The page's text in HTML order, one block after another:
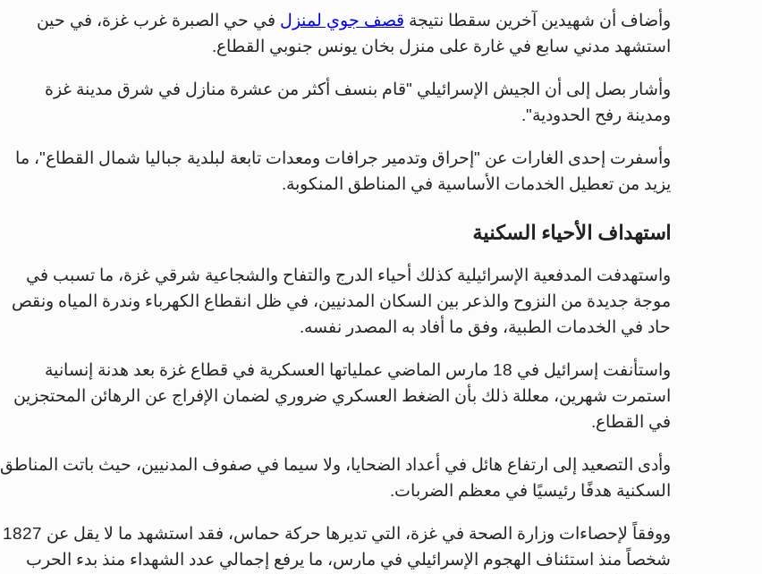
وأضاف أن شهيدين آخرين سقطا نتيجة قصف جوي لمنزل في حي الصبرة غرب غزة، في حين
استشهد مدني سابع في غارة على منزل بخان يونس جنوبي القطاع.
وأشار بصل إلى أن الجيش الإسرائيلي "قام بنسف أكثر من عشرة منازل في شرق مدينة غزة
ومدينة رفح الحدودية".
وأسفرت إحدى الغارات عن "إحراق وتدمير جرافات ومعدات تابعة لبلدية جباليا شمال القطاع"، ما
يزيد من تعطيل الخدمات الأساسية في المناطق المنكوبة.
استهداف الأحياء السكنية
واستهدفت المدفعية الإسرائيلية كذلك أحياء الدرج والتفاح والشجاعية شرقي غزة، ما تسبب في
موجة جديدة من النزوح والذعر بين السكان المدنيين، في ظل انقطاع الكهرباء وندرة المياه ونقص
حاد في الخدمات الطبية، وفق ما أفاد به المصدر نفسه.
واستأنفت إسرائيل في 18 مارس الماضي عملياتها العسكرية في قطاع غزة بعد هدنة إنسانية
استمرت شهرين، معللة ذلك بأن الضغط العسكري ضروري لضمان الإفراج عن الرهائن المحتجزين
في القطاع.
وأدى التصعيد إلى ارتفاع هائل في أعداد الضحايا، ولا سيما في صفوف المدنيين، حيث باتت المناطق
السكنية هدفًا رئيسيًا في معظم الضربات.
ووفقاً لإحصاءات وزارة الصحة في غزة، التي تديرها حركة حماس، فقد استشهد ما لا يقل عن 1827
شخصاً منذ استئناف الهجوم الإسرائيلي في مارس، ما يرفع إجمالي عدد الشهداء منذ بدء الحرب